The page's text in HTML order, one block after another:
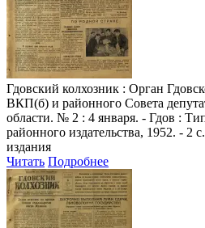
Гдовский колхозник : Орган
ВКП(б) и районного Совета
области. № 2 : 4 января. - Гдов :
районного издательства, 1952. - 2
издания
Читать Подробнее